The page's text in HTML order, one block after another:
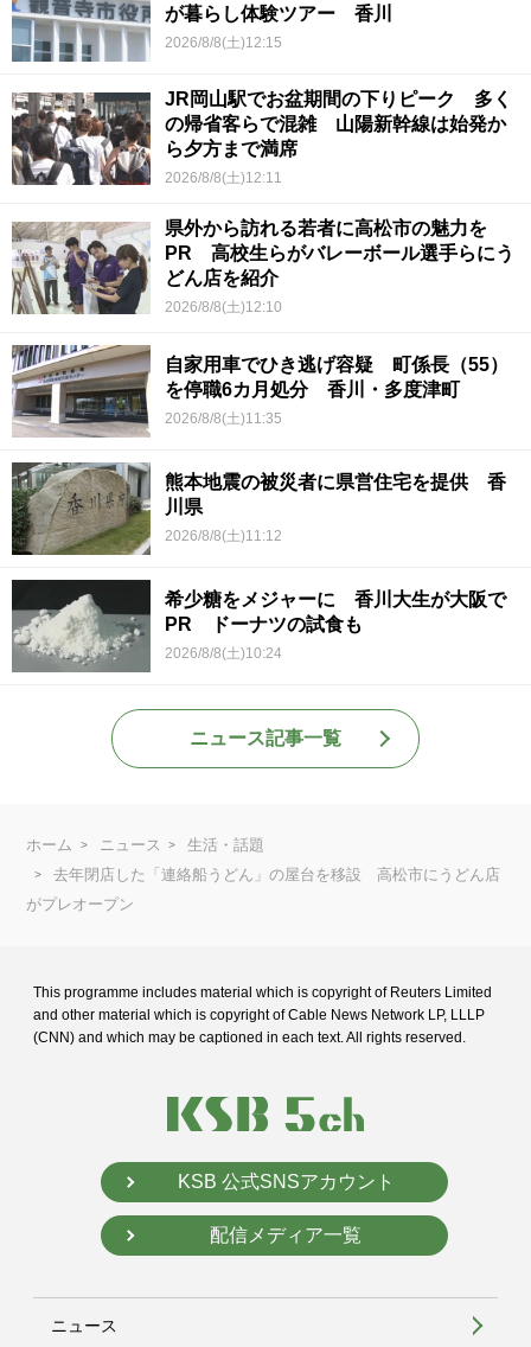
が暮らし体験ツアー 香川
2026/8/8(土)12:15
JR岡山駅でお盆期間の下りピーク 多く
の帰省客らで混雑 山陽新幹線は始発か
ら夕方まで満席
2026/8/8(土)12:11
県外から訪れる若者に高松市の魅力を
PR 高校生らがバレーボール選手らにう
どん店を紹介
2026/8/8(土)12:10
自家用車でひき逃げ容疑 町係長（55）
を停職6カ月処分 香川・多度津町
2026/8/8(土)11:35
熊本地震の被災者に県営住宅を提供 香
川県
2026/8/8(土)11:12
希少糖をメジャーに 香川大生が大阪で
PR ドーナツの試食も
2026/8/8(土)10:24
ニュース記事一覧
ホーム ニュース
生活・話題
去年閉店した「連絡船うどん」の屋台を移設 高松市にうどん店
がプレオープン
This programme includes material which is copyright of Reuters Limited
and other material which is copyright of Cable News Network LP, LLLP
(CNN) and which may be captioned in each text. All rights reserved.
KSB 公式SNSアカウント
配信メディア一覧
ニュース